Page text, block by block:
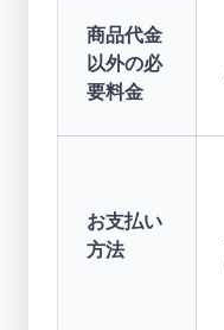
商品代金
以外の必
要料金
お支払い
方法